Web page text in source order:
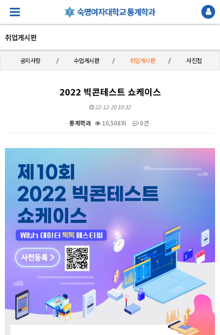
취업게시판
공지사항 수업게시판 취업게시판 사진첩
2022 빅콘테스트 쇼케이스
22-12-20 10:32
통계학과 10,508회 0건
본문